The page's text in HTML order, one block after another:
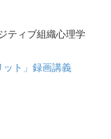
ティブ組織心理学
ット」録画講義